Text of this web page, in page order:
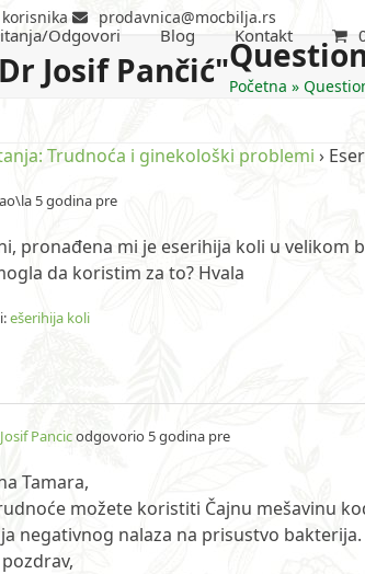
prodavnica@mocbilja.rs
Josif Pančić"
Odgovori Blog Kontakt
Početna »
Trudnoća i ginekološki problemi ›
5 godina pre
pronađena mi je eserihija koli u velikom
da koristim za to? Hvala
ešerihija koli
Pancicodgovorio 5 godina pre
Tamara,
možete koristiti Čajnu mešavinu
negativnog nalaza na prisustvo bakterija.